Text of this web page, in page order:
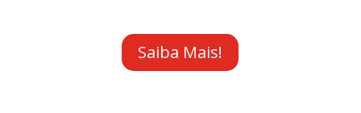
Saiba Mais!